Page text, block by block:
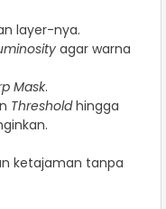
layer-nya.
agar warna
Mask.
Thresholdhingga
ketajaman tanpa